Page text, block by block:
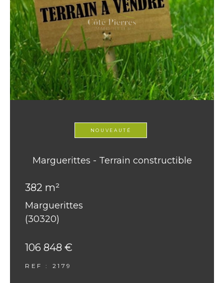
NOUVEAUTÉ
Marguerittes - Terrain constructible
382 m²
Marguerittes
(30320)
106 848 €
REF : 2179